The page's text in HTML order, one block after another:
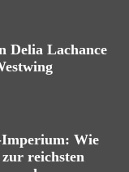
Delia Lachance
Imperium: Wie
reichsten